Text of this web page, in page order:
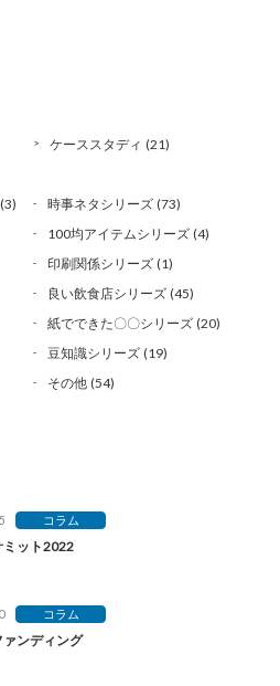
ケーススタディ (21)
(3) 時事ネタシリーズ(73)
100均アイテムシリーズ(4)
印刷関係シリーズ(1)
良い飲食店シリーズ(45)
紙でできた〇〇シリーズ(20)
豆知識シリーズ(19)
その他(54)
コラム
ット2022
コラム
ンディング